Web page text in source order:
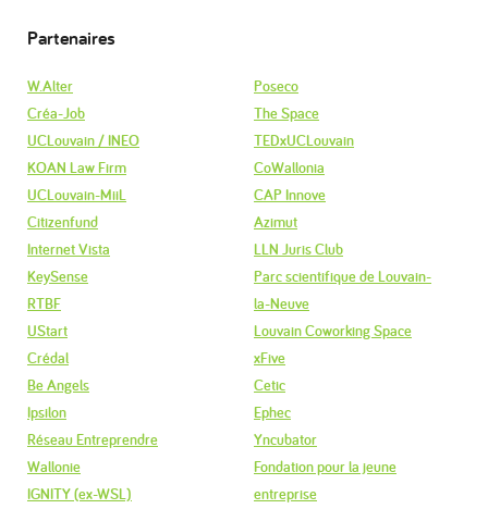
Partenaires
W.Alter
Créa-Job
UCLouvain / INEO
KOAN Law Firm
UCLouvain-MiiL
Citizenfund
Internet Vista
KeySense
RTBF
UStart
Crédal
Be Angels
Ipsilon
Réseau Entreprendre
Wallonie
IGNITY (ex-WSL)
Poseco
The Space
TEDxUCLouvain
CoWallonia
CAP Innove
Azimut
LLN Juris Club
Parc scientifique de Louvain-
la-Neuve
Louvain Coworking Space
xFive
Cetic
Ephec
Yncubator
Fondation pour la jeune
entreprise